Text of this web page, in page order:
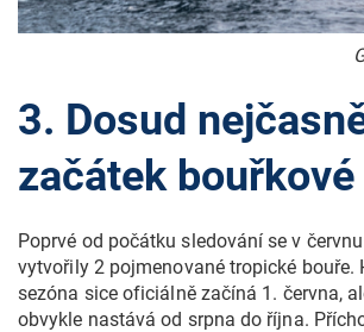
3. Dosud
začátek
Poprvé od počátku sledování se v
vytvořily 2 pojmenované tropické bouře.
sezóna sice oficiálně začíná 1. června,
obvykle nastává od srpna do října.